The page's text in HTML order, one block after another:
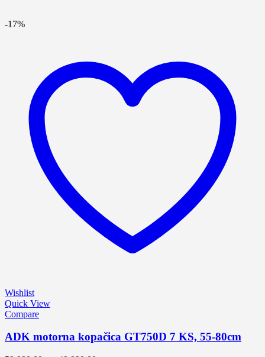
-17%
Wishlist
Quick View
Compare
ADK motorna kopačica GT750D 7 KS, 55-80cm